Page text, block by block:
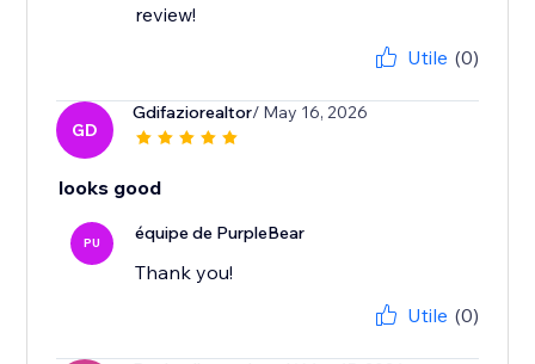
review!
Utile (0)
GD
Gdifaziorealtor/ May 16, 2026
looks good
PU équipe de PurpleBear
Thank you!
Utile (0)